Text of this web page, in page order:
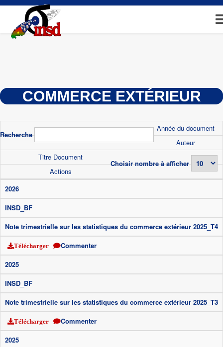
Aller
contenu
principal
COMMERCE EXTÉRIEUR
Recherche
Choisir nombre à afficher
Année du document
Auteur
Titre Document
Actions
2026
INSD_BF
Note trimestrielle sur les statistiques du commerce extérieur 2025_T4
Télécharger
Commenter
2025
INSD_BF
Note trimestrielle sur les statistiques du commerce extérieur 2025_T3
Télécharger
Commenter
2025